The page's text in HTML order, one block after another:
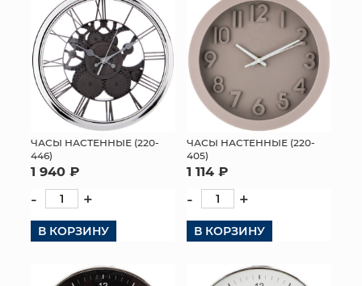
ЧАСЫ НАСТЕННЫЕ (220-
446)
1 940 ₽
- +
В КОРЗИНУ
ЧАСЫ НАСТЕННЫЕ (220-
405)
1 114 ₽
- +
В КОРЗИНУ